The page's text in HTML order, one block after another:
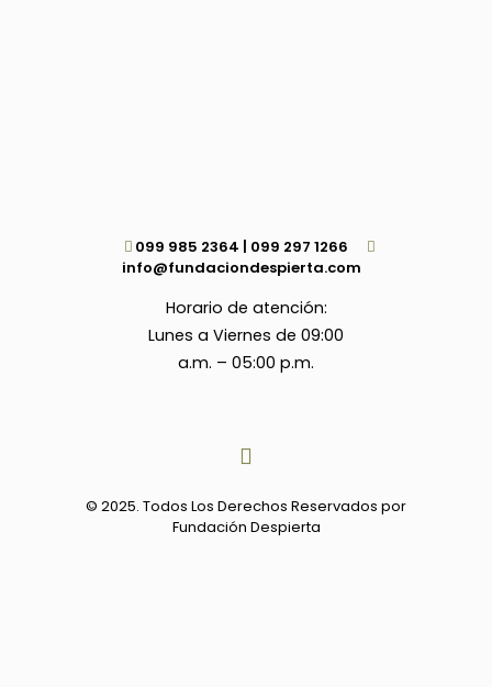
099 985 2364 | 099 297 1266
info@fundaciondespierta.com
Horario de atención:
Lunes a Viernes de 09:00
a.m. – 05:00 p.m.
© 2025. Todos Los Derechos Reservados por
Fundación Despierta